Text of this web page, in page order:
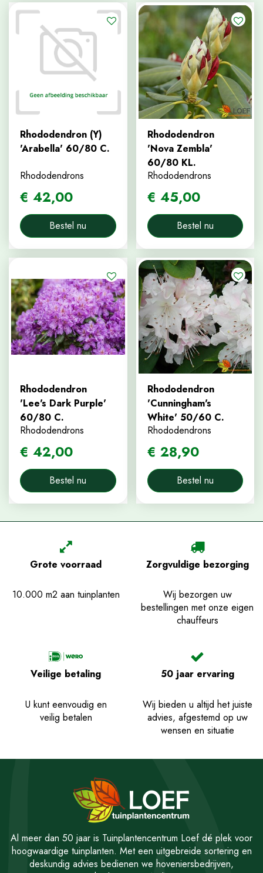
Rhododendron (Y)
'Arabella' 60/80 C.
Rhododendrons
€ 42,00
Bestel nu
Rhododendron
'Nova Zembla'
60/80 KL.
Rhododendrons
€ 45,00
Bestel nu
Rhododendron
'Lee's Dark Purple'
60/80 C.
Rhododendrons
€ 42,00
Bestel nu
Rhododendron
'Cunningham's
White' 50/60 C.
Rhododendrons
€ 28,90
Bestel nu
Grote voorraad
10.000 m2 aan tuinplanten
Zorgvuldige bezorging
Wij bezorgen uw
bestellingen met onze eigen
chauffeurs
Veilige betaling
U kunt eenvoudig en
veilig betalen
50 jaar ervaring
Wij bieden u altijd het juiste
advies, afgestemd op uw
wensen en situatie
Al meer dan 50 jaar is Tuinplantencentrum Loef dé plek voor
hoogwaardige tuinplanten. Met een uitgebreide sortering en
deskundig advies bedienen we hoveniersbedrijven,